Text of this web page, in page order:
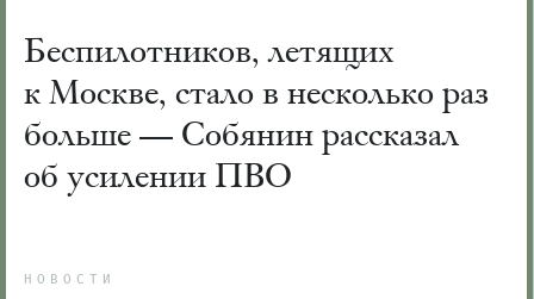
Беспилотников, летящих
к Москве, стало в несколько раз
больше — Собянин рассказал
об усилении ПВО
НОВОСТИ